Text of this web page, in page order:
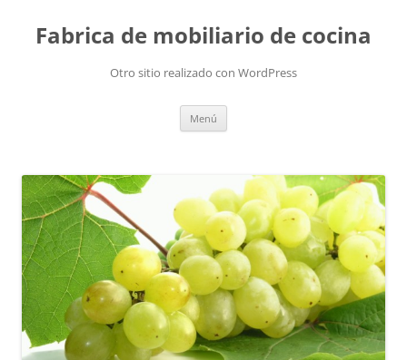
Fabrica de mobiliario de cocina
Otro sitio realizado con WordPress
Menú